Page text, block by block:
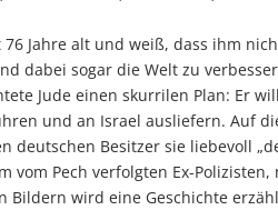
76 Jahre alt und weiß, dass ihm
dabei sogar die Welt zu
Jude einen skurrilen Plan: Er
und an Israel ausliefern. Auf
deutschen Besitzer sie liebevoll
vom Pech verfolgten Ex-
Bildern wird eine Geschichte